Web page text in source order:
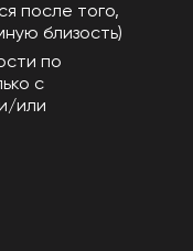
после того,
близость)
по
с
или